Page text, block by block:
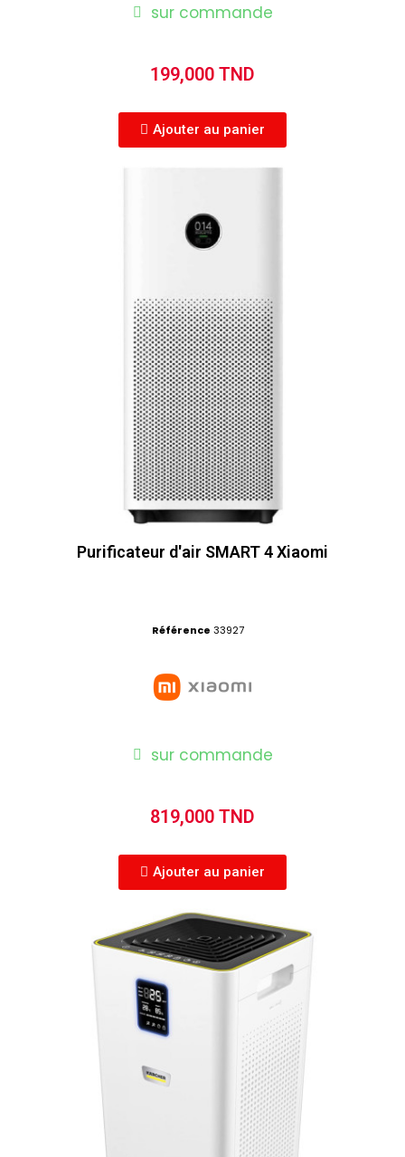
sur commande
199,000 TND
Ajouter au panier
Purificateur d'air SMART 4 Xiaomi
Référence 33927
sur commande
819,000 TND
Ajouter au panier